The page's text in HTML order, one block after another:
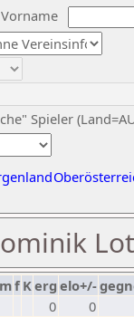
Vorname
Spieler
f Kerg elo+/-
0
0